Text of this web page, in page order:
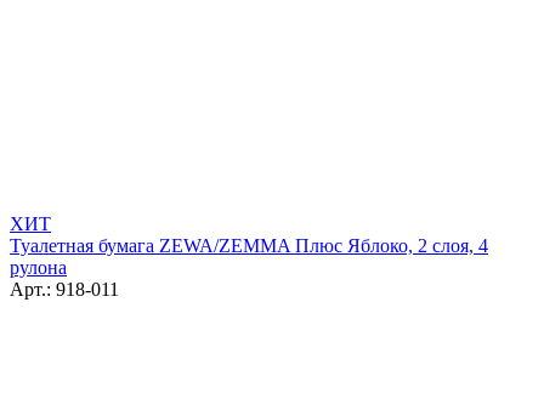
ХИТ
Туалетная бумага ZEWA/ZEMMA Плюс Яблоко, 2 слоя, 4
рулона
Арт.: 918-011